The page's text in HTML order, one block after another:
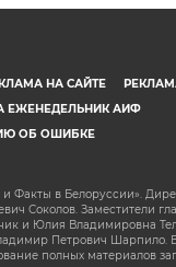
НА САЙТЕ
ЕЖЕНЕДЕЛЬНИК АИФ
ОБ ОШИБКЕ
Факты в Белоруссии».
Соколов. Заместители
и Юлия Владимировна
Петрович Шарпило.
полных материалов